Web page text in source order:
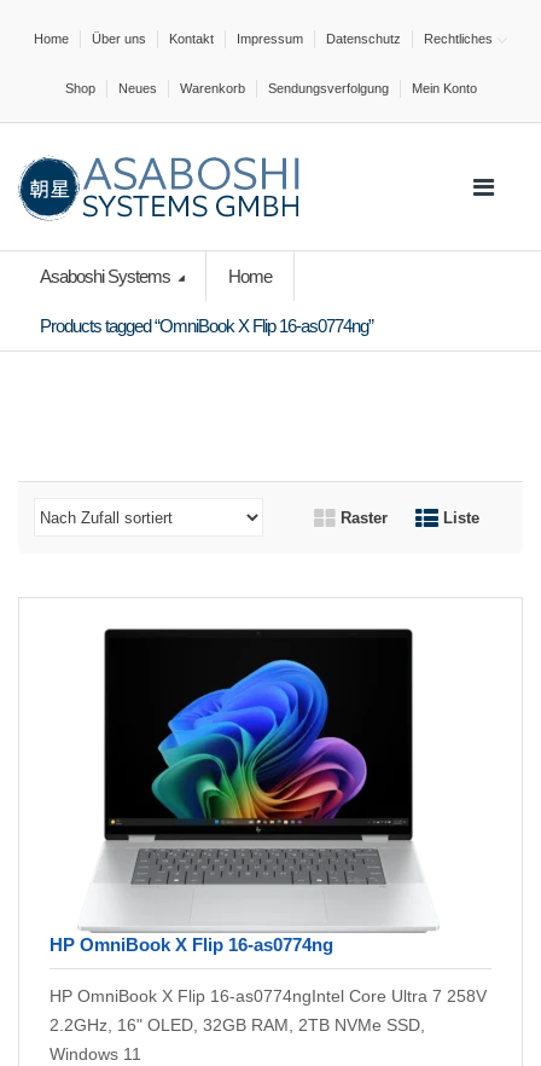
Home Über uns Kontakt Impressum Datenschutz Rechtliches
Shop Neues Warenkorb Sendungsverfolgung Mein Konto
Asaboshi Systems Home
Products tagged “OmniBook X Flip 16-as0774ng”
Raster Liste
HP OmniBook X Flip 16-as0774ng
HP OmniBook X Flip 16-as0774ngIntel Core Ultra 7 258V
2.2GHz, 16" OLED, 32GB RAM, 2TB NVMe SSD,
Windows 11